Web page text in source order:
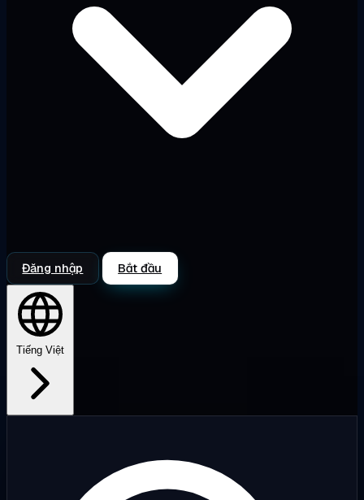
Đăng nhập Bắt đầu
Tiếng Việt